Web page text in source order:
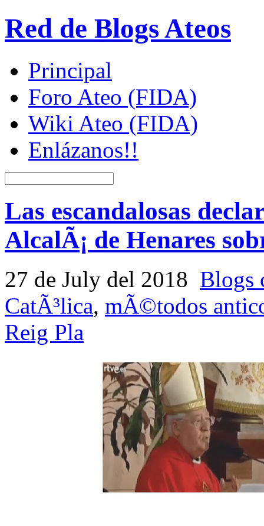
Red de Blogs Ateos
Principal
Foro Ateo (FIDA)
Wiki Ateo (FIDA)
Enlázanos!!
Las escandalosas
AlcalÃ¡ de Henares
27 de July del 2018 Blogs
CatÃ³lica, mÃ©todos
Reig Pla